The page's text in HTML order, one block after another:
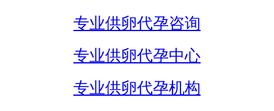
专业供卵代孕咨询
专业供卵代孕中心
专业供卵代孕机构